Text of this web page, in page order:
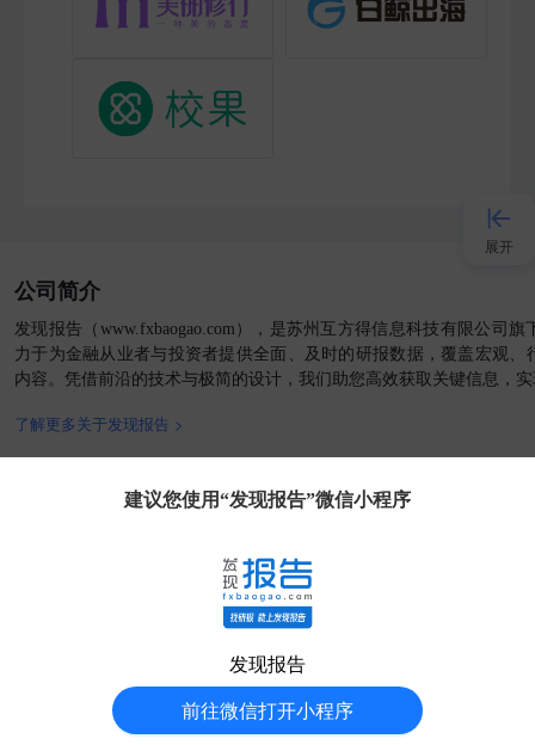
公司简介
发现报告（www.fxbaogao.com），是苏州互方得信息科技有限公司
力于为金融从业者与投资者提供全面、及时的研报数据，覆盖宏观、
内容。凭借前沿的技术与极简的设计，我们助您高效获取关键信息，
了解更多关于发现报告 >
客户端
AI工具箱 外贸收款 AIGC工具导航 华经情报网
福昕PDF阅读器 中商情报网 前瞻经济学人
© 2018-2026苏州互方得信息科技有
建议您使用“发现报告”微信小程序
发现报告
前往微信打开小程序
展开
接入AI
小程序
APP